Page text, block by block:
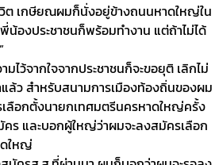
ต เกษียณผมก็นั่งอยู่ข้างถนนหาดใหญ่ใน
น้องประชาชนก็พร้อมทำงาน แต่ถ้าไม่ได้
มไว้จากใจจากประชาชนก็จะขอยุติ เลิกไม่
ล้ว สำหรับสนามการเมืองท้องถิ่นของผม
ลือกตั้งนายกเทศมตรีนครหาดใหญ่ครั้ง
คร และบอกผู้ใหญ่ว่าผมจะลงสมัครเลือก
ใหญ่